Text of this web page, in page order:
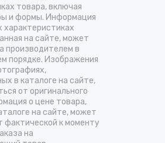
товара, включая
и формы. Информация
характеристиках
на сайте, может
производителем в
порядке. Изображения
в каталоге на сайте,
от оригинального
о цене товара,
на сайте, может
фактической к моменту
на